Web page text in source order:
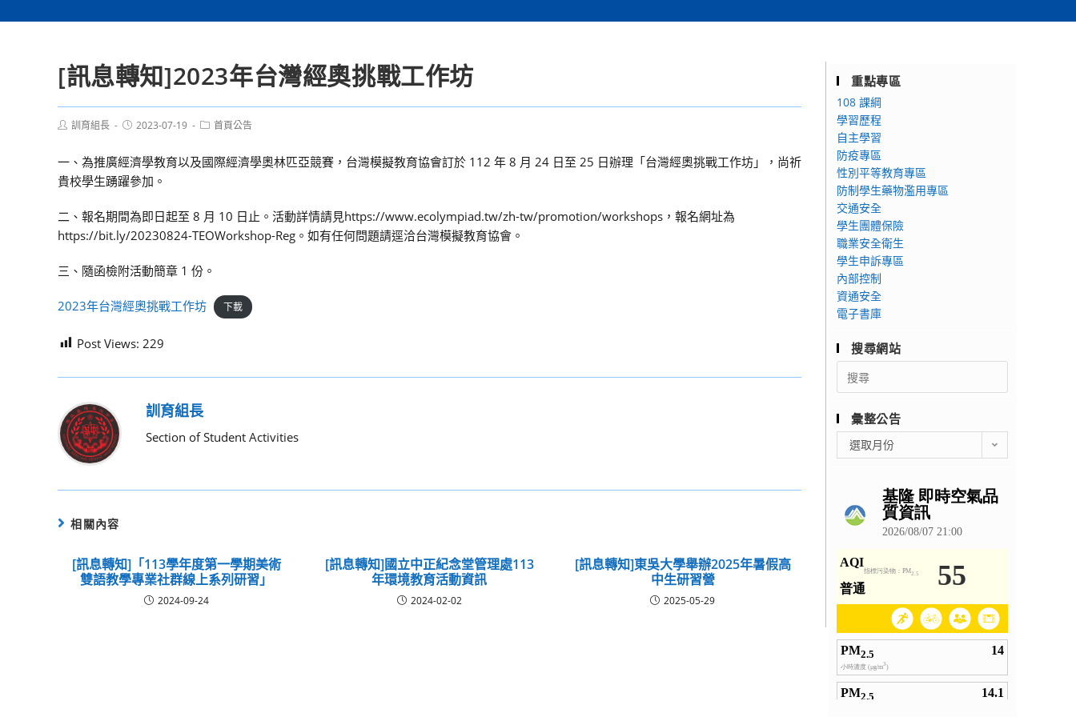
[訊息轉知]2023年台灣經奧挑戰工作坊
Post訓育組長
Post2023-07-19
Post首頁公告
一、為推廣經濟學教育以及國際經濟學奧林匹亞競賽，台灣模擬教育協會訂於 112 年 8 月 24 日至 25 日辦理「台灣經奧挑戰工作坊」，尚祈
貴校學生踴躍參加。
二、報名期間為即日起至 8 月 10 日止。活動詳情請見https://www.ecolympiad.tw/zh-tw/promotion/workshops，報名網址為
https://bit.ly/20230824-TEOWorkshop-Reg。如有任何問題請逕洽台灣模擬教育協會。
三、隨函檢附活動簡章 1 份。
2023年台灣經奧挑戰工作坊 下載
Post Views: 229
訓育組長
Section of Student Activities
相關內容
[訊息轉知]「113學年度第一學期美術
雙語教學專業社群線上系列研習」
2024-09-24
[訊息轉知]國立中正紀念堂管理處113
年環境教育活動資訊
2024-02-02
[訊息轉知]東吳大學舉辦2025年暑假高
中生研習營
2025-05-29
重點專區
108 課綱
學習歷程
自主學習
防疫專區
性別平等教育專區
防制學生藥物濫用專區
交通安全
學生團體保險
職業安全衛生
學生申訴專區
內部控制
資通安全
電子書庫
搜尋網站
Search
for:
彙整公告
整
選取月份